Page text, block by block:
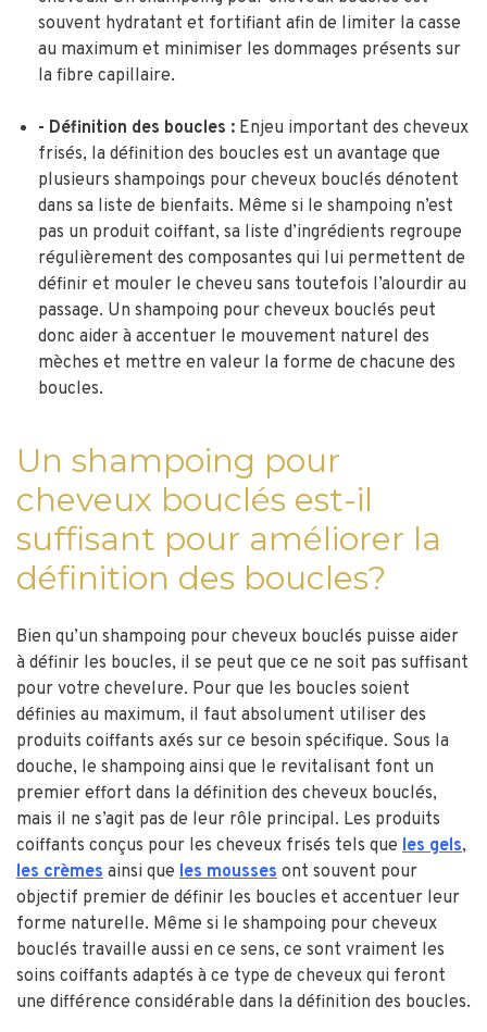
souvent hydratant et fortifiant afin de limiter la casse
au maximum et minimiser les dommages présents sur
la fibre capillaire.
- Définition des boucles : Enjeu important des cheveux
frisés, la définition des boucles est un avantage que
plusieurs shampoings pour cheveux bouclés dénotent
dans sa liste de bienfaits. Même si le shampoing n’est
pas un produit coiffant, sa liste d’ingrédients regroupe
régulièrement des composantes qui lui permettent de
définir et mouler le cheveu sans toutefois l’alourdir au
passage. Un shampoing pour cheveux bouclés peut
donc aider à accentuer le mouvement naturel des
mèches et mettre en valeur la forme de chacune des
boucles.
Un shampoing pour
cheveux bouclés est-il
suffisant pour améliorer la
définition des boucles?
Bien qu’un shampoing pour cheveux bouclés puisse aider
à définir les boucles, il se peut que ce ne soit pas suffisant
pour votre chevelure. Pour que les boucles soient
définies au maximum, il faut absolument utiliser des
produits coiffants axés sur ce besoin spécifique. Sous la
douche, le shampoing ainsi que le revitalisant font un
premier effort dans la définition des cheveux bouclés,
mais il ne s’agit pas de leur rôle principal. Les produits
coiffants conçus pour les cheveux frisés tels que les gels,
les crèmes ainsi que les mousses ont souvent pour
objectif premier de définir les boucles et accentuer leur
forme naturelle. Même si le shampoing pour cheveux
bouclés travaille aussi en ce sens, ce sont vraiment les
soins coiffants adaptés à ce type de cheveux qui feront
une différence considérable dans la définition des boucles.